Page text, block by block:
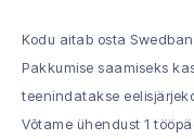
Kodu aitab osta
Pakkumise saamiseks
teenindatakse
Võtame ühendust 1